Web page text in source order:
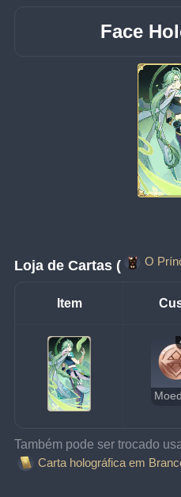
Face
Loja de Cartas ( O
Item
Também pode ser trocado
Carta holográfica em